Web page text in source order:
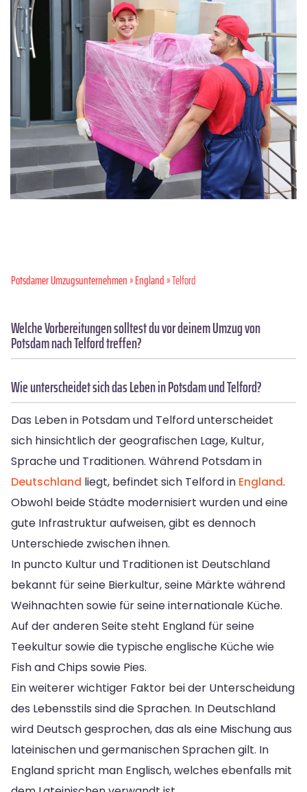
Potsdamer Umzugsunternehmen»England» Telford
Welche Vorbereitungen solltest du vor deinem Umzug von
Potsdam nach Telford treffen?
Wie unterscheidet sich das Leben in Potsdam und Telford?
Das Leben in Potsdam und Telford unterscheidet
sich hinsichtlich der geografischen Lage, Kultur,
Sprache und Traditionen. Während Potsdam in
Deutschland liegt, befindet sich Telford in England.
Obwohl beide Städte modernisiert wurden und eine
gute Infrastruktur aufweisen, gibt es dennoch
Unterschiede zwischen ihnen.
In puncto Kultur und Traditionen ist Deutschland
bekannt für seine Bierkultur, seine Märkte während
Weihnachten sowie für seine internationale Küche.
Auf der anderen Seite steht England für seine
Teekultur sowie die typische englische Küche wie
Fish and Chips sowie Pies.
Ein weiterer wichtiger Faktor bei der Unterscheidung
des Lebensstils sind die Sprachen. In Deutschland
wird Deutsch gesprochen, das als eine Mischung aus
lateinischen und germanischen Sprachen gilt. In
England spricht man Englisch, welches ebenfalls mit